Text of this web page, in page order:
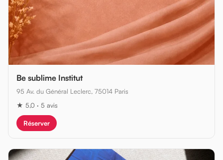
Be sublime Institut
95 Av. du Général Leclerc, 75014 Paris
★ 5,0 · 5 avis
Réserver